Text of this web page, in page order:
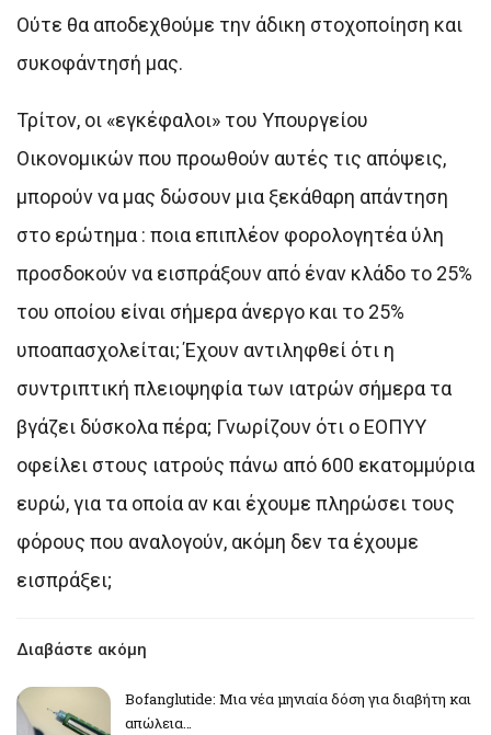
Ούτε θα αποδεχθούμε την άδικη στοχοποίηση και
συκοφάντησή μας.
Τρίτον, οι «εγκέφαλοι» του Υπουργείου
Οικονομικών που προωθούν αυτές τις απόψεις,
μπορούν να μας δώσουν μια ξεκάθαρη απάντηση
στο ερώτημα : ποια επιπλέον φορολογητέα ύλη
προσδοκούν να εισπράξουν από έναν κλάδο το 25%
του οποίου είναι σήμερα άνεργο και το 25%
υποαπασχολείται; Έχουν αντιληφθεί ότι η
συντριπτική πλειοψηφία των ιατρών σήμερα τα
βγάζει δύσκολα πέρα; Γνωρίζουν ότι ο ΕΟΠΥΥ
οφείλει στους ιατρούς πάνω από 600 εκατομμύρια
ευρώ, για τα οποία αν και έχουμε πληρώσει τους
φόρους που αναλογούν, ακόμη δεν τα έχουμε
εισπράξει;
Διαβάστε ακόμη
Bofanglutide: Μια νέα μηνιαία δόση για διαβήτη και
απώλεια…